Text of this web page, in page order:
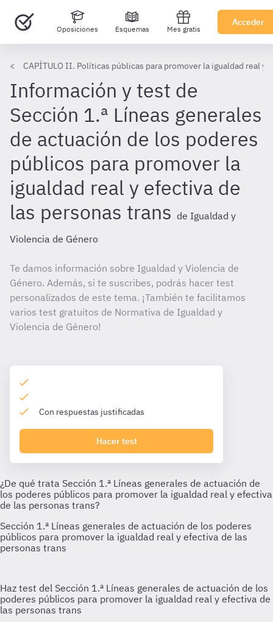
Oposiciones Esquemas Mes gratis
Acceder
CAPÍTULO II. Políticas públicas para promover la igualdad real y
Información y test de
Sección 1.ª Líneas generales
de actuación de los poderes
públicos para promover la
igualdad real y efectiva de
las personas trans de Igualdad y
Violencia de Género
Te damos información sobre Igualdad y Violencia de
Género. Además, si te suscribes, podrás hacer test
personalizados de este tema. ¡También te facilitamos
varios test gratuitos de Normativa de Igualdad y
Violencia de Género!
Con respuestas justificadas
Hacer test